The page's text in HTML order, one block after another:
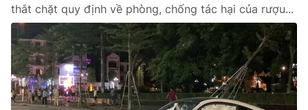
thắt chặt quy định về phòng, chống tác hại của rượu...